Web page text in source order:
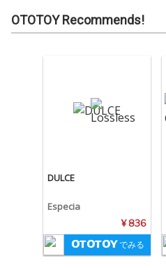
OTOTOY Recommends!
DULCE
Especia
¥ 836
でみる